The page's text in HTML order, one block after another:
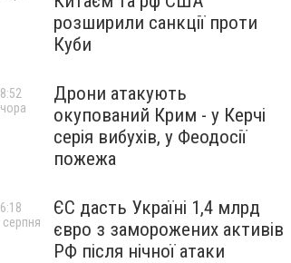
розширили санкції проти
Куби
Дрони атакують
окупований Крим - у Керчі
серія вибухів, у Феодосії
пожежа
ЄС дасть Україні 1,4 млрд
євро з заморожених активів
РФ після нічної атаки
серпня